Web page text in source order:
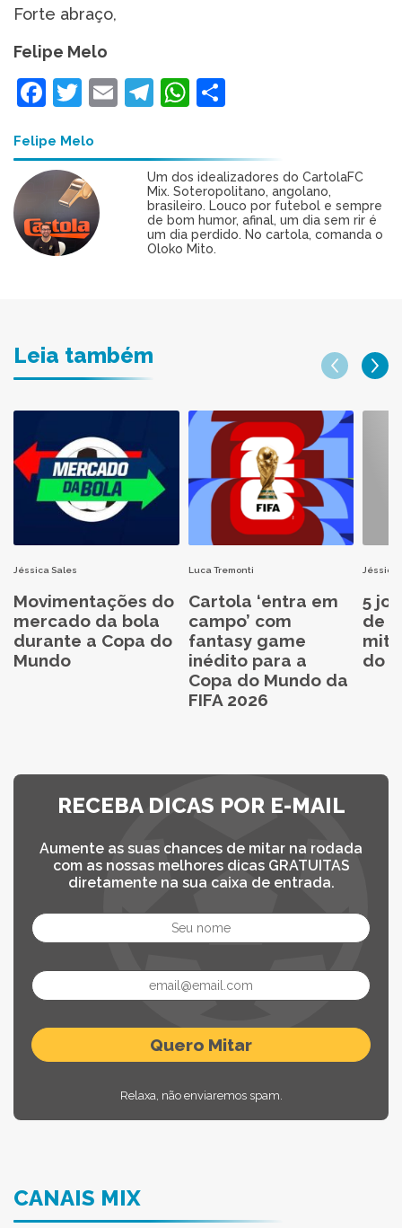
Forte abraço,
Felipe Melo
Facebook
Twitter
EmailTelegram
WhatsApp
Felipe Melo
Um dos idealizadores do CartolaFC
Mix. Soteropolitano, angolano,
brasileiro. Louco por futebol e sempre
de bom humor, afinal, um dia sem rir é
um dia perdido. No cartola, comanda o
Oloko Mito.
Leia também
Jéssica Sales
Movimentações do
mercado da bola
durante a Copa do
Mundo
Luca Tremonti
Cartola ‘entra em
campo’ com
fantasy game
inédito para a
Copa do Mundo da
FIFA 2026
Jéssica
5
de
do
RECEBA DICAS POR E-MAIL
Aumente as suas chances de mitar na rodada
com as nossas melhores dicas GRATUITAS
diretamente na sua caixa de entrada.
Relaxa, não enviaremos spam.
CANAIS MIX